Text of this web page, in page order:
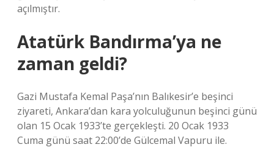
açılmıştır.
Atatürk Bandırma’ya ne
zaman geldi?
Gazi Mustafa Kemal Paşa’nın Balıkesir’e beşinci
ziyareti, Ankara’dan kara yolculuğunun beşinci günü
olan 15 Ocak 1933’te gerçekleşti. 20 Ocak 1933
Cuma günü saat 22:00’de Gülcemal Vapuru ile.